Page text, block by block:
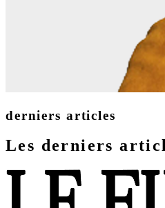
derniers articles
Les derniers